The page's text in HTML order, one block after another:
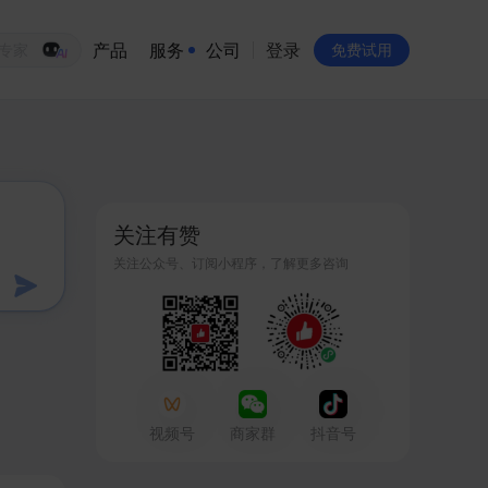
生意专家
产品 服务 公司
品牌物料下载
有赞公益
登录 免费试用
关注有赞
关注公众号、订阅小程序，了解更多咨询
视频号 商家群 抖音号